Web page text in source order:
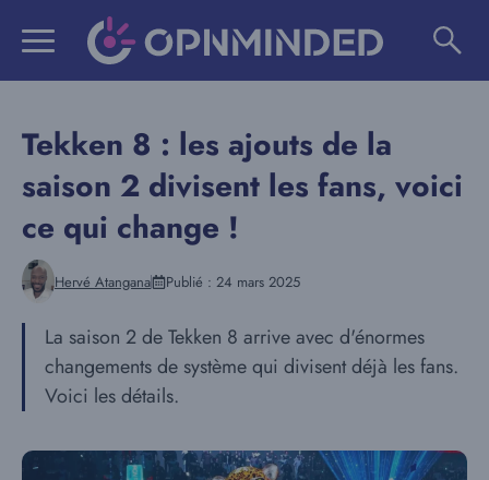
Tekken 8 : les ajouts de la
saison 2 divisent les fans, voici
ce qui change !
Hervé Atangana Publié : 24 mars 2025
La saison 2 de Tekken 8 arrive avec d'énormes
changements de système qui divisent déjà les fans.
Voici les détails.